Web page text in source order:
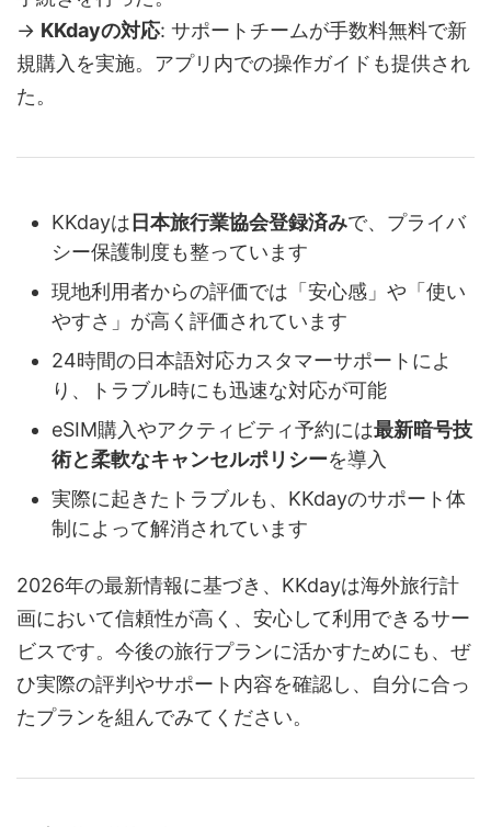
→ KKdayの対応: サポートチームが手数料無料で新
規購入を実施。アプリ内での操作ガイドも提供され
た。
KKdayは日本旅行業協会登録済みで、プライバ
シー保護制度も整っています
現地利用者からの評価では「安心感」や「使い
やすさ」が高く評価されています
24時間の日本語対応カスタマーサポートによ
り、トラブル時にも迅速な対応が可能
eSIM購入やアクティビティ予約には最新暗号技
術と柔軟なキャンセルポリシーを導入
実際に起きたトラブルも、KKdayのサポート体
制によって解消されています
2026年の最新情報に基づき、KKdayは海外旅行計
画において信頼性が高く、安心して利用できるサー
ビスです。今後の旅行プランに活かすためにも、ぜ
ひ実際の評判やサポート内容を確認し、自分に合っ
たプランを組んでみてください。